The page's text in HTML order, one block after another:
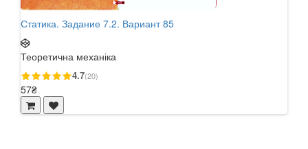
Статика. Задание 7.2. Вариант 85
Теоретична механіка
4.7(20)
57₴